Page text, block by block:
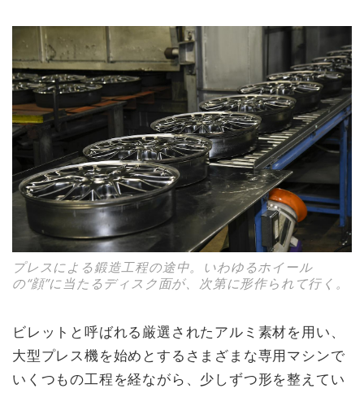
プレスによる鍛造工程の途中。いわゆるホイール
の“顔”に当たるディスク面が、次第に形作られて行く。
ビレットと呼ばれる厳選されたアルミ素材を用い、
大型プレス機を始めとするさまざまな専用マシンで
いくつもの工程を経ながら、少しずつ形を整えてい